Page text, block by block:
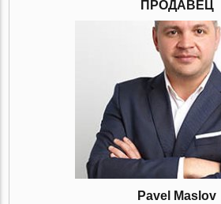
ПРОДАВЕЦ
Pavel Maslov